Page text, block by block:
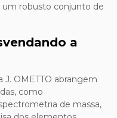
robusto conjunto de
a
J. OMETTO abrangem
como
de massa,